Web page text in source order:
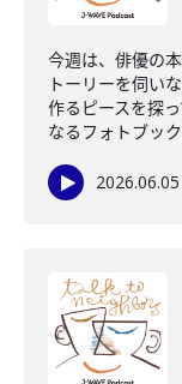
今週は、俳優の
トーリーを伺い
作るピースを探
なるフォトブッ
2026.06.05